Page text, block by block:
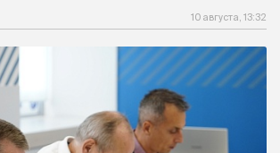
10 августа, 13:32